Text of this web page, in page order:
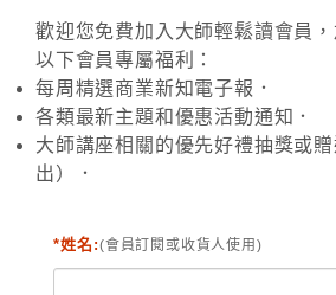
歡迎您免費加入大師輕鬆讀會員
以下會員專屬福利：
每周精選商業新知電子報．
各類最新主題和優惠活動通知．
大師講座相關的優先好禮抽獎或
出）．
*姓名:(會員訂閱或收貨人使用)